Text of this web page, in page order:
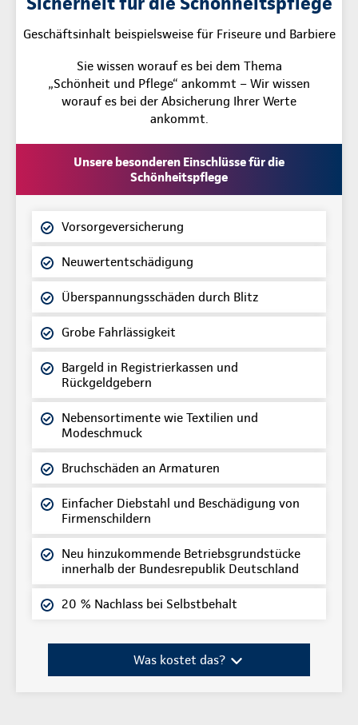
Geschäftsinhalt beispielsweise für Friseure und Barbiere
Sie wissen worauf es bei dem Thema
„Schönheit und Pflege“ ankommt – Wir wissen
worauf es bei der Absicherung Ihrer Werte
ankommt.
Unsere besonderen Einschlüsse für die
Schönheitspflege
Vorsorgeversicherung
Neuwertentschädigung
Überspannungsschäden durch Blitz
Grobe Fahrlässigkeit
Bargeld in Registrierkassen und
Rückgeldgebern
Nebensortimente wie Textilien und
Modeschmuck
Bruchschäden an Armaturen
Einfacher Diebstahl und Beschädigung von
Firmenschildern
Neu hinzukommende Betriebsgrundstücke
innerhalb der Bundesrepublik Deutschland
20 % Nachlass bei Selbstbehalt
Was kostet das?